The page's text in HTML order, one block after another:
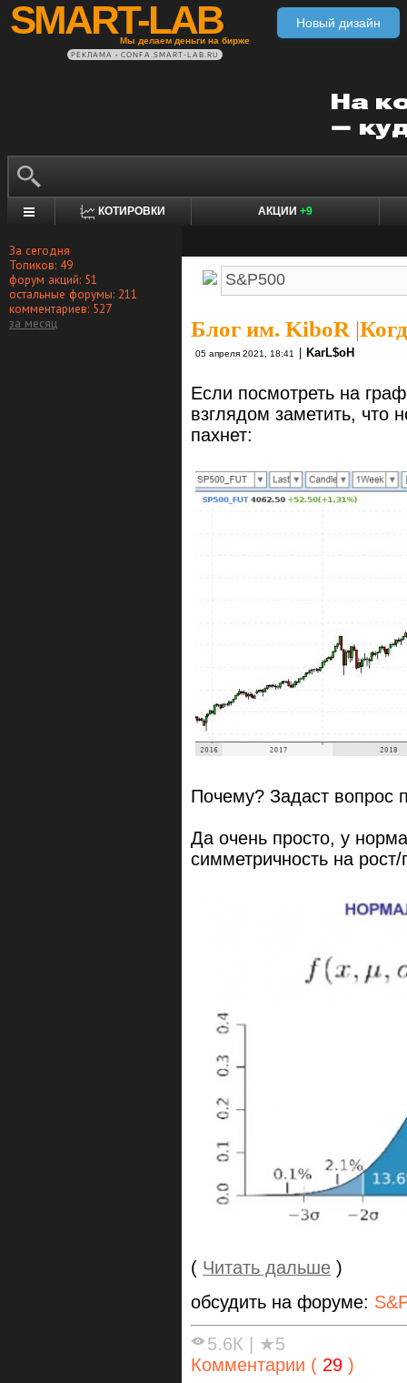
SMART-LAB
Мы делаем деньги на бирже
Новый дизайн
РЕКЛАМА • CONFA.SMART-LAB.RU
КОТИРОВКИ АКЦИИ +9
За сегодня
Топиков: 49
форум акций: 51
остальные форумы: 211
комментариев: 527
за месяц
Блог им. KiboR |
05 апреля 2021, 18:41 KarL$oH
Если посмотреть на
взглядом заметить,
пахнет:
Почему? Задаст вопрос
Да очень просто, у
симметричность на
( Читать дальше )
обсудить на форуме:
5.6К | ★5
Комментарии ( 29 )